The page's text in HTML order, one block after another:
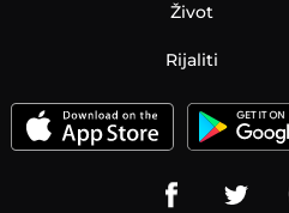
Život
Rijaliti